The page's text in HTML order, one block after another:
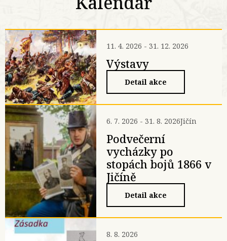
11. 4. 2026 - 31. 12. 2026
Výstavy
Detail akce
6. 7. 2026 - 31. 8. 2026Jičín
Podvečerní
vycházky po
stopách bojů 1866 v
Jičíně
Detail akce
8. 8. 2026